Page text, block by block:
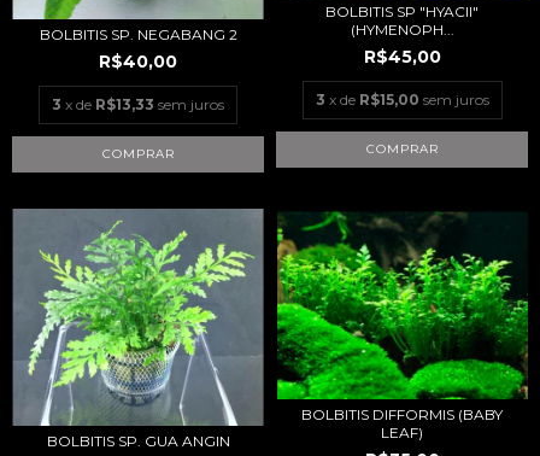
BOLBITIS SP. NEGABANG 2
R$40,00
3 x de R$13,33 sem juros
BOLBITIS SP "HYACII"
(HYMENOPH...
R$45,00
3 x de R$15,00 sem juros
BOLBITIS SP. GUA ANGIN
BOLBITIS DIFFORMIS (BABY
LEAF)